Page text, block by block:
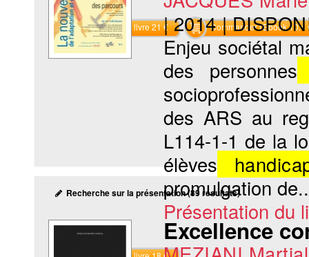
Commander le livre 21 € Commander l'Ebook 10.4
|2014|
Enjeu sociétal
des personnes
des ARS au
L114-1-1 de la
élèves
promulgation
Présentation du
Recherche sur la présentation (89 résultats)
Excellence